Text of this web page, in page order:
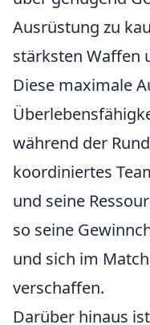
Ausrüstung zu
stärksten Waffen
Diese maximale
während der
koordiniertes
und seine
so seine
und sich im
verschaffen.
Darüber hinaus